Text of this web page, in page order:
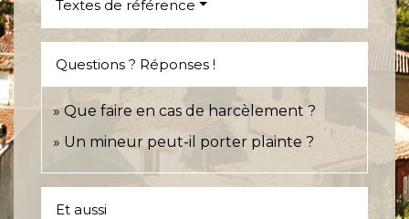
Textes de référence
Questions ? Réponses !
Que faire en cas de harcèlement ?
Un mineur peut-il porter plainte ?
Et aussi